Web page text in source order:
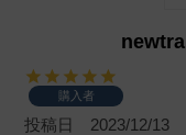
購入者
投稿日 2023/12/13